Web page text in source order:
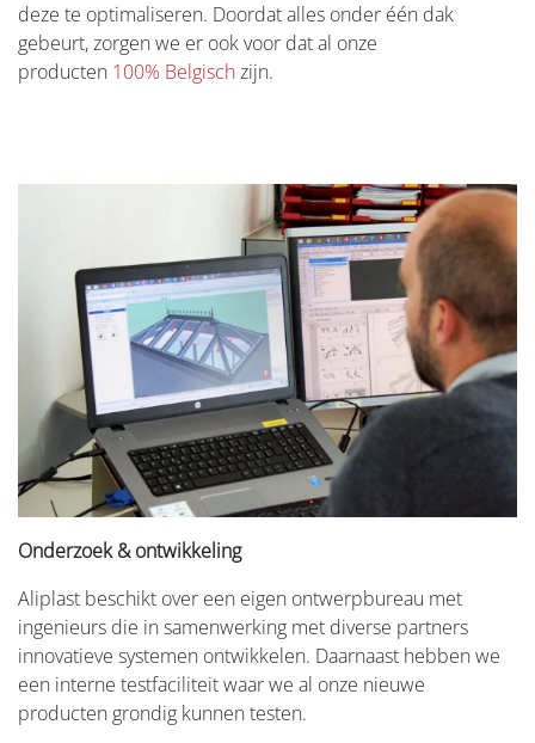
deze te optimaliseren. Doordat alles onder één dak
gebeurt, zorgen we er ook voor dat al onze
producten 100% Belgischzijn.
Onderzoek & ontwikkeling
Aliplast beschikt over een eigen ontwerpbureau met
ingenieurs die in samenwerking met diverse partners
innovatieve systemen ontwikkelen. Daarnaast hebben we
een interne testfaciliteit waar we al onze nieuwe
producten grondig kunnen testen.